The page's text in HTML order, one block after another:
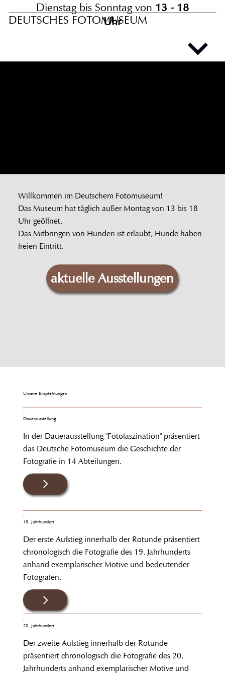
DEUTSCHES FOTOMUSEUM
Dienstag bis Sonntag von 13 - 18
Uhr
Willkommen im Deutschem Fotomuseum!
Das Museum hat täglich außer Montag von 13 bis 18
Uhr geöffnet.
Das Mitbringen von Hunden ist erlaubt, Hunde haben
freien Eintritt.
aktuelle Ausstellungen
Unsere Empfehlungen
Dauerausstellung
In der Dauerausstellung "Fotofaszination" präsentiert
das Deutsche Fotomuseum die Geschichte der
Fotografie in 14 Abteilungen.
19. Jahrhundert
Der erste Aufstieg innerhalb der Rotunde präsentiert
chronologisch die Fotografie des 19. Jahrhunderts
anhand exemplarischer Motive und bedeutender
Fotografen.
20. Jahrhundert
Der zweite Aufstieg innerhalb der Rotunde
präsentiert chronologisch die Fotografie des 20.
Jahrhunderts anhand exemplarischer Motive und